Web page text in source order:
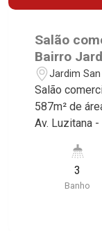
Salão
Bairro
Av.Jardim
Salão
587m² de
Av. Luzitana
imóvel que
para você: - 642m² de área terreno e 587m² de
área
3
Banho